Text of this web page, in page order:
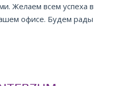
Желаем всем успеха в
офисе. Будем рады